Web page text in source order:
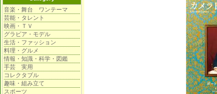
音楽・舞台 ワンテーマ
芸能・タレント
映画・ＴＶ
グラビア・モデル
生活・ファッション
料理・グルメ
情報・知識・科学・図鑑
手芸 実用
コレクタブル
趣味・組み立て
スポーツ